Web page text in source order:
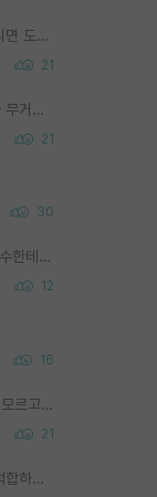
신생랩+젊은 교수 이게 ㄹㅇ 모 아니면 도인듯.
21
신생랩 1기 출신인데 신생랩은 줠라 무거운 바벨 같은거임. 들면 대박인데 못들면 깔려 죽음. 아무도 알려주지 않는 환경에서 자생해야하지만, 일단 살아남았다면 그 어떤 사람보다 악착같고 생존력 높은 사람으로 거듭날 수 있음
21
30
복불복임 신생랩 1기 최고참이면 교수한테 직접 지도받는 시간이 매우 많음 제대로 된 교수라면 말이지 그게 아니라면 그냥 넌 해방 불가능한 노예 1호에 감점쓰레기통이 되는거고
12
16
아직 모르잖아. 나도 그 나이때에는 모르고 평가 받고 안심하고 싶었어.
21
그런걸 물어보는 애들은 대학원에 적합하지 않다